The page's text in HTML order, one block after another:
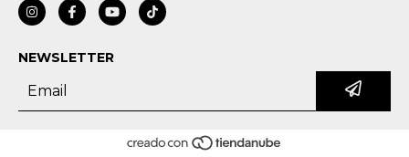
NEWSLETTER